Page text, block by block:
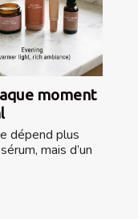
moment
dépend plus
mais d’un